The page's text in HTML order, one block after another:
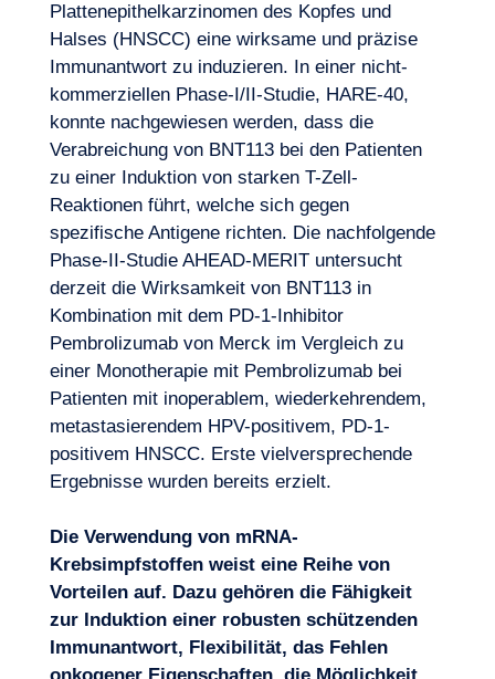
Plattenepithelkarzinomen des Kopfes und
Halses (HNSCC) eine wirksame und präzise
Immunantwort zu induzieren. In einer nicht-
kommerziellen Phase-I/II-Studie, HARE-40,
konnte nachgewiesen werden, dass die
Verabreichung von BNT113 bei den Patienten
zu einer Induktion von starken T-Zell-
Reaktionen führt, welche sich gegen
spezifische Antigene richten. Die nachfolgende
Phase-II-Studie AHEAD-MERIT untersucht
derzeit die Wirksamkeit von BNT113 in
Kombination mit dem PD-1-Inhibitor
Pembrolizumab von Merck im Vergleich zu
einer Monotherapie mit Pembrolizumab bei
Patienten mit inoperablem, wiederkehrendem,
metastasierendem HPV-positivem, PD-1-
positivem HNSCC. Erste vielversprechende
Ergebnisse wurden bereits erzielt.
Die Verwendung von mRNA-
Krebsimpfstoffen weist eine Reihe von
Vorteilen auf. Dazu gehören die Fähigkeit
zur Induktion einer robusten schützenden
Immunantwort, Flexibilität, das Fehlen